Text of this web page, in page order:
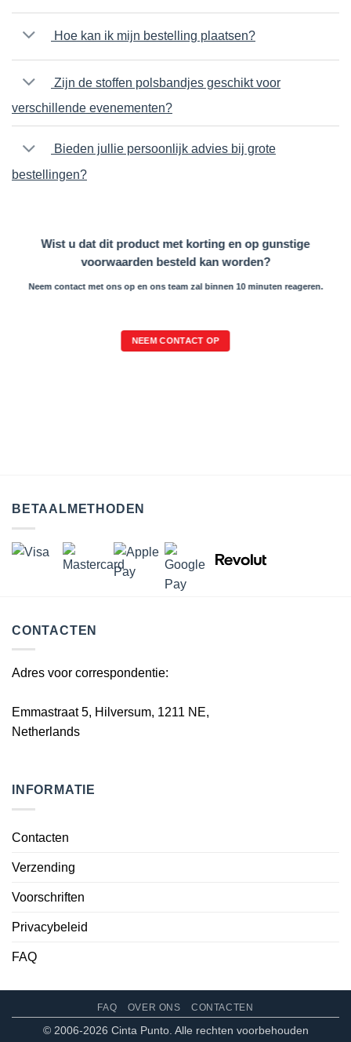
Hoe kan ik mijn bestelling plaatsen?
Zijn de stoffen polsbandjes geschikt voor
verschillende evenementen?
Bieden jullie persoonlijk advies bij grote
bestellingen?
Wist u dat dit product met korting en op gunstige
voorwaarden besteld kan worden?
Neem contact met ons op en ons team zal binnen 10 minuten reageren.
NEEM CONTACT OP
BETAALMETHODEN
CONTACTEN
Adres voor correspondentie:
Emmastraat 5, Hilversum, 1211 NE,
Netherlands
INFORMATIE
Contacten
Verzending
Voorschriften
Privacybeleid
FAQ
FAQ OVER ONS CONTACTEN
© 2006-2026 Cinta Punto. Alle rechten voorbehouden